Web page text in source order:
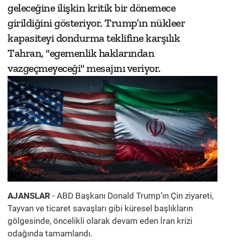
geleceğine ilişkin kritik bir dönemece
girildiğini gösteriyor. Trump’ın nükleer
kapasiteyi dondurma teklifine karşılık
Tahran, "egemenlik haklarından
vazgeçmeyeceği" mesajını veriyor.
AJANSLAR - ABD Başkanı Donald Trump’ın Çin ziyareti,
Tayvan ve ticaret savaşları gibi küresel başlıkların
gölgesinde, öncelikli olarak devam eden İran krizi
odağında tamamlandı.